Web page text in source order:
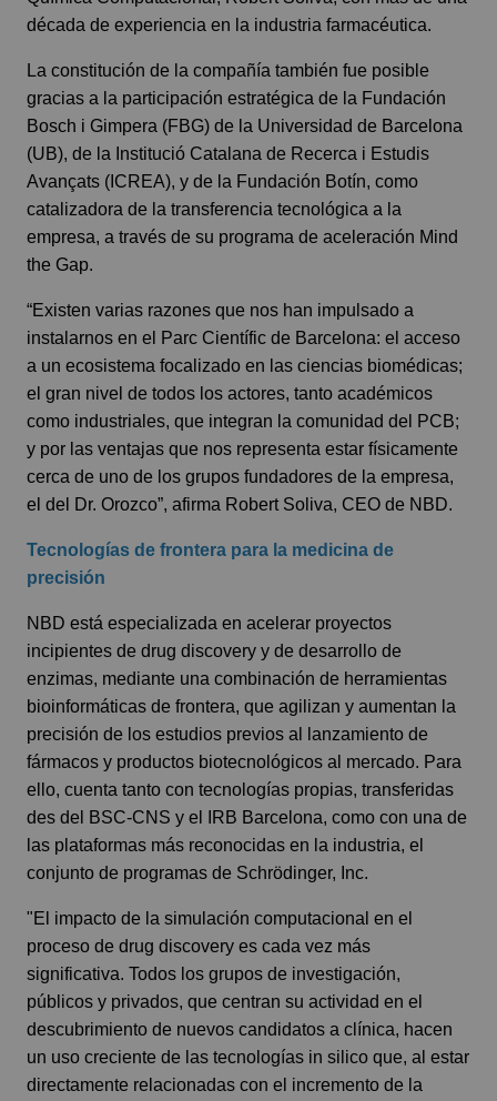
década de experiencia en la industria farmacéutica.
La constitución de la compañía también fue posible
gracias a la participación estratégica de la Fundación
Bosch i Gimpera (FBG) de la Universidad de Barcelona
(UB), de la Institució Catalana de Recerca i Estudis
Avançats ( ICREA), y de la Fundación Botín, como
catalizadora de la transferencia tecnológica a la
empresa, a través de su programa de aceleración Mind
the Gap.
“Existen varias razones que nos han impulsado a
instalarnos en el Parc Científic de Barcelona: el acceso
a un ecosistema focalizado en las ciencias biomédicas;
el gran nivel de todos los actores, tanto académicos
como industriales, que integran la comunidad del PCB;
y por las ventajas que nos representa estar físicamente
cerca de uno de los grupos fundadores de la empresa,
el del Dr. Orozco”, afirma Robert Soliva, CEO de NBD.
Tecnologías de frontera para la medicina de
precisión
NBD está especializada en acelerar proyectos
incipientes de drug discovery y de desarrollo de
enzimas, mediante una combinación de herramientas
bioinformáticas de frontera, que agilizan y aumentan la
precisión de los estudios previos al lanzamiento de
fármacos y productos biotecnológicos al mercado. Para
ello, cuenta tanto con tecnologías propias, transferidas
des del BSC-CNS y el IRB Barcelona, como con una de
las plataformas más reconocidas en la industria, el
conjunto de programas de Schrödinger, Inc.
"El impacto de la simulación computacional en el
proceso de drug discovery es cada vez más
significativa. Todos los grupos de investigación,
públicos y privados, que centran su actividad en el
descubrimiento de nuevos candidatos a clínica, hacen
un uso creciente de las tecnologías in silico que, al estar
directamente relacionadas con el incremento de la